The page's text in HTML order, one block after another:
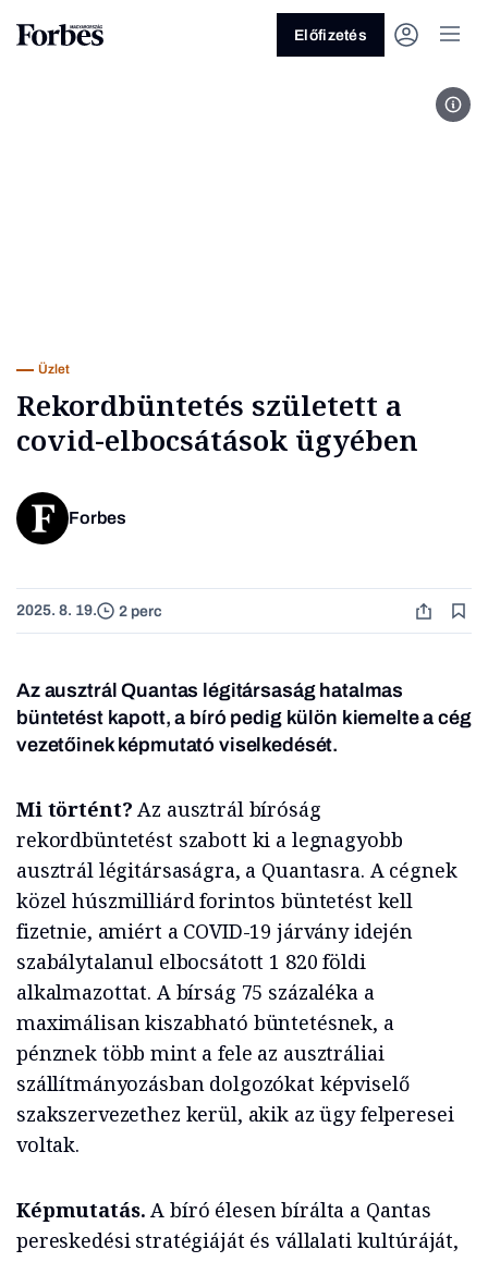
Előfizetés
Üzlet
Rekordbüntetés született a
covid-elbocsátások ügyében
Forbes
2025. 8. 19. 2 perc
Az ausztrál Quantas légitársaság hatalmas
büntetést kapott, a bíró pedig külön kiemelte a cég
vezetőinek képmutató viselkedését.
Mi történt? Az ausztrál bíróság
rekordbüntetést szabott ki a legnagyobb
ausztrál légitársaságra, a Quantasra. A cégnek
közel húszmilliárd forintos büntetést kell
fizetnie, amiért a COVID-19 járvány idején
szabálytalanul elbocsátott 1 820 földi
alkalmazottat. A bírság 75 százaléka a
maximálisan kiszabható büntetésnek, a
pénznek több mint a fele az ausztráliai
szállítmányozásban dolgozókat képviselő
szakszervezethez kerül, akik az ügy felperesei
voltak.
Képmutatás.A bíró élesen bírálta a Qantas
pereskedési stratégiáját és vállalati kultúráját,